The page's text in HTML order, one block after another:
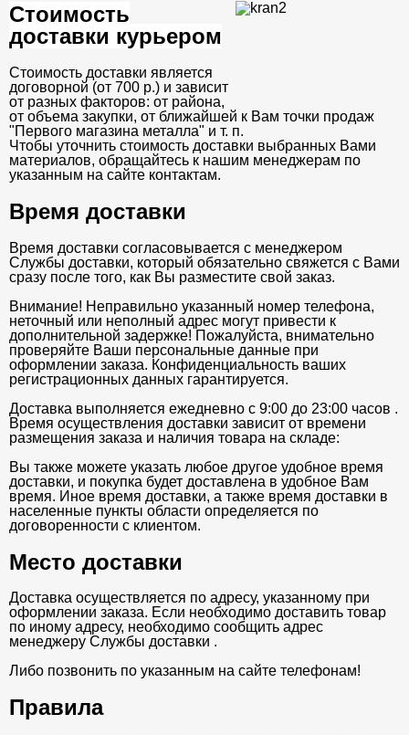
Стоимость
доставки курьером
Стоимость доставки является
договорной (от 700 р.) и зависит
от разных факторов: от района,
от объема закупки, от ближайшей к Вам точки продаж
"Первого магазина металла" и т. п.
Чтобы уточнить стоимость доставки выбранных Вами
материалов, обращайтесь к нашим менеджерам по
указанным на сайте контактам.
Время доставки
Время доставки согласовывается с менеджером
Службы доставки, который обязательно свяжется с Вами
сразу после того, как Вы разместите свой заказ.
Внимание! Неправильно указанный номер телефона,
неточный или неполный адрес могут привести к
дополнительной задержке! Пожалуйста, внимательно
проверяйте Ваши персональные данные при
оформлении заказа. Конфиденциальность ваших
регистрационных данных гарантируется.
Доставка выполняется ежедневно с 9:00 до 23:00 часов .
Время осуществления доставки зависит от времени
размещения заказа и наличия товара на складе:
Вы также можете указать любое другое удобное время
доставки, и покупка будет доставлена в удобное Вам
время. Иное время доставки, а также время доставки в
населенные пункты области определяется по
договоренности с клиентом.
Место доставки
Доставка осуществляется по адресу, указанному при
оформлении заказа. Если необходимо доставить товар
по иному адресу, необходимо сообщить адрес
менеджеру Службы доставки .
Либо позвонить по указанным на сайте телефонам!
Правила